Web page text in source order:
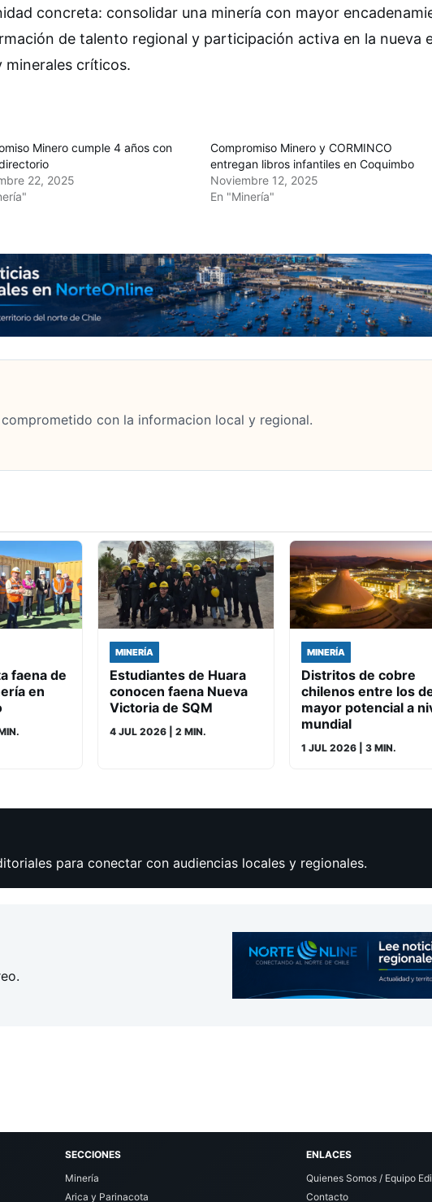
concreta: consolidar una minería con mayor
de talento regional y participación activa en la nueva
minerales críticos.
Minero cumple 4 años con
22, 2025
Compromiso Minero y CORMINCO
entregan libros infantiles en Coquimbo
Noviembre 12, 2025
En "Minería"
con la informacion local y regional.
faena de
en
MINERÍA
Estudiantes de Huara
conocen faena Nueva
Victoria de SQM
4 JUL 2026 | 2 MIN.
MINERÍA
Distritos de cobre
chilenos entre los
mayor potencial a
mundial
1 JUL 2026 | 3 MIN.
para conectar con audiencias locales y regionales.
SECCIONES
Minería
Arica y Parinacota
ENLACES
Quienes Somos / Equipo
Contacto